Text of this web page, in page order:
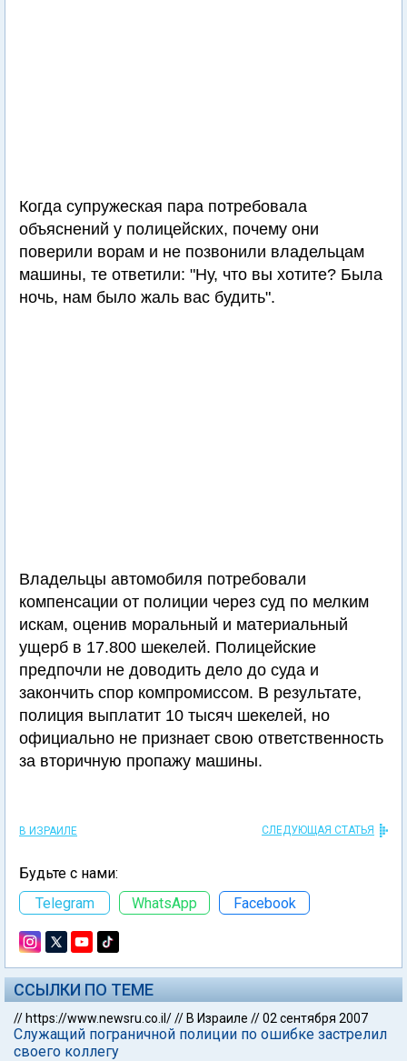
Когда супружеская пара потребовала
объяснений у полицейских, почему они
поверили ворам и не позвонили владельцам
машины, те ответили: "Ну, что вы хотите? Была
ночь, нам было жаль вас будить".
Владельцы автомобиля потребовали
компенсации от полиции через суд по мелким
искам, оценив моральный и материальный
ущерб в 17.800 шекелей. Полицейские
предпочли не доводить дело до суда и
закончить спор компромиссом. В результате,
полиция выплатит 10 тысяч шекелей, но
официально не признает свою ответственность
за вторичную пропажу машины.
В ИЗРАИЛЕ СЛЕДУЮЩАЯ СТАТЬЯ
Будьте с нами:
Telegram
WhatsApp Facebook
ССЫЛКИ ПО ТЕМЕ
// https://www.newsru.co.il/// В Израиле //02 сентября 2007
Служащий пограничной полиции по ошибке застрелил
своего коллегу